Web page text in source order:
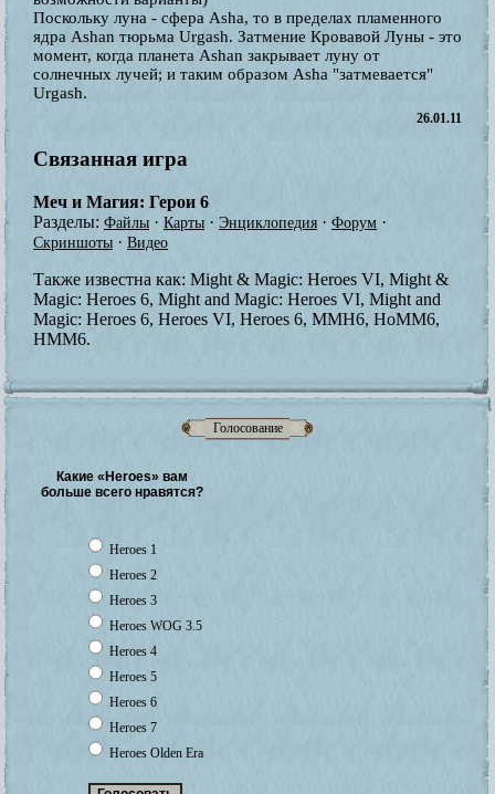
Голосование
Какие «Heroes» вам
больше всего нравятся?
Heroes 1
Heroes 2
Heroes 3
Heroes WOG 3.5
Heroes 4
Heroes 5
Heroes 6
Heroes 7
Heroes Olden Era
Поскольку луна - сфера Asha, то в пределах пламенного
ядра Ashan тюрьма Urgash. Затмение Кровавой Луны - это
момент, когда планета Ashan закрывает луну от
солнечных лучей; и таким образом Asha "затмевается"
Urgash.
26.01.11
Связанная игра
Меч и Магия: Герои 6
Разделы: Файлы · Карты · Энциклопедия · Форум ·
Скриншоты · Видео
Также известна как: Might & Magic: Heroes VI, Might &
Magic: Heroes 6, Might and Magic: Heroes VI, Might and
Magic: Heroes 6, Heroes VI, Heroes 6, MMH6, HoMM6,
HMM6.